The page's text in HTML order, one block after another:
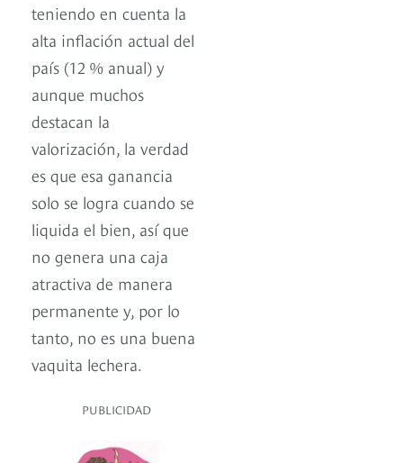
teniendo en cuenta la
alta inflación actual del
país (12 % anual) y
aunque muchos
destacan la
valorización, la verdad
es que esa ganancia
solo se logra cuando se
liquida el bien, así que
no genera una caja
atractiva de manera
permanente y, por lo
tanto, no es una buena
vaquita lechera.
PUBLICIDAD